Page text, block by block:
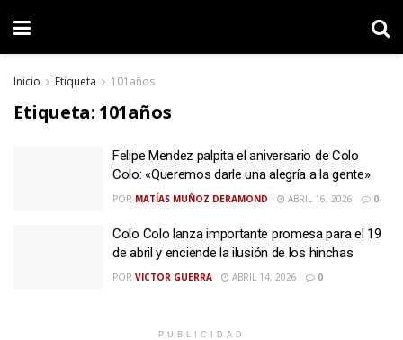
Inicio Etiqueta 101años
Etiqueta: 101años
Felipe Mendez palpita el aniversario de Colo
Colo: «Queremos darle una alegría a la gente»
POR MATÍAS MUÑOZ DERAMOND ABRIL 16, 2026 0
Colo Colo lanza importante promesa para el 19
de abril y enciende la ilusión de los hinchas
POR VICTOR GUERRA ABRIL 14, 2026 0
PUBLICIDAD